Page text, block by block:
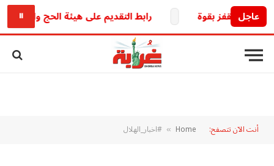
عاجل رابط التقديم على هيئة الحج والعمرة العراقية 2027.. خطوات التسجيل والشروط والخدمات
⏸
أنت الآن تتصفح: Home
» #اخبار_الهلال